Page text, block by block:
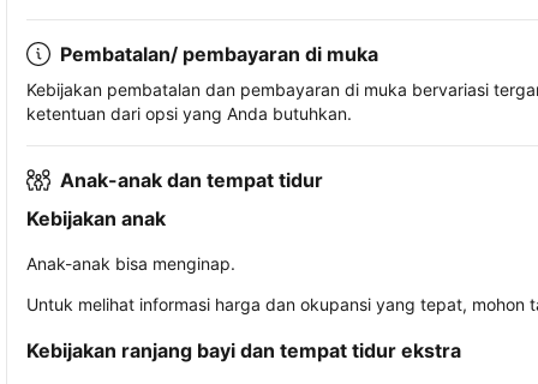
Pembatalan/ pembayaran di muka
Kebijakan pembatalan dan pembayaran di muka bervariasi
ketentuan dari opsi yang Anda butuhkan.
Anak-anak dan tempat tidur
Kebijakan anak
Anak-anak bisa menginap.
Untuk melihat informasi harga dan okupansi yang tepat,
Kebijakan ranjang bayi dan tempat tidur ekstra